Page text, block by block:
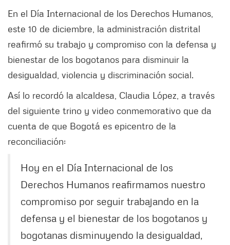
En el Día Internacional de los Derechos Humanos,
este 10 de diciembre, la administración distrital
reafirmó su trabajo y compromiso con la defensa y
bienestar de los bogotanos para disminuir la
desigualdad, violencia y discriminación social.
Así lo recordó la alcaldesa, Claudia López, a través
del siguiente trino y video conmemorativo que da
cuenta de que Bogotá es epicentro de la
reconciliación:
Hoy en el Día Internacional de los
Derechos Humanos reafirmamos nuestro
compromiso por seguir trabajando en la
defensa y el bienestar de los bogotanos y
bogotanas disminuyendo la desigualdad,